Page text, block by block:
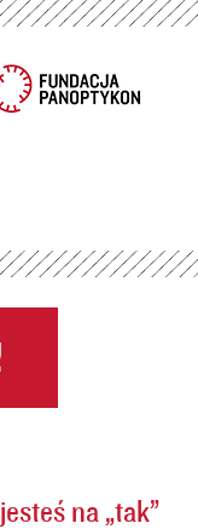
na „tak”